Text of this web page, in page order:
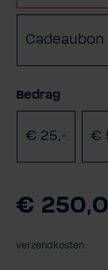
Selecteer
Bedrag
€ 25,- €
€
verzendkosten